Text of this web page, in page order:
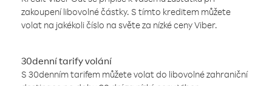
zakoupení libovolné částky. S tímto kreditem můžete
volat na jakékoli číslo na světe za nízké ceny Viber.
30denní tarify volání
S 30denním tarifem můžete volat do libovolné zahraniční